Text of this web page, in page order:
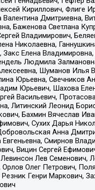
Кириллович, Флиге
Дмитриевна,
Баженова Светлана
Владимирович,
Николаевна,
Закс Елена Владимировна,
Людмила
Шуманов Илья
Юрьевна, Свечников
Юрьевич, Шахова
Васильевич,
Литинский Леонид
Бахмин Вячеслав
Сухих Дарья
Анна
Смирнов
Вицин Сергей
Лев Семенович,
Олег Петрович,
Генри Маркович,